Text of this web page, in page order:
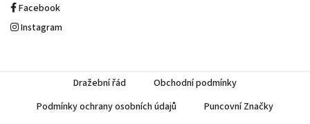
Facebook
Instagram
Dražební řád
Obchodní podmínky
Podmínky ochrany osobních údajů
Puncovní Značky